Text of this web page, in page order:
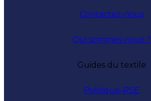
Contactez-nous
Qui sommes-nous ?
Guides du textile
Politique-RSE